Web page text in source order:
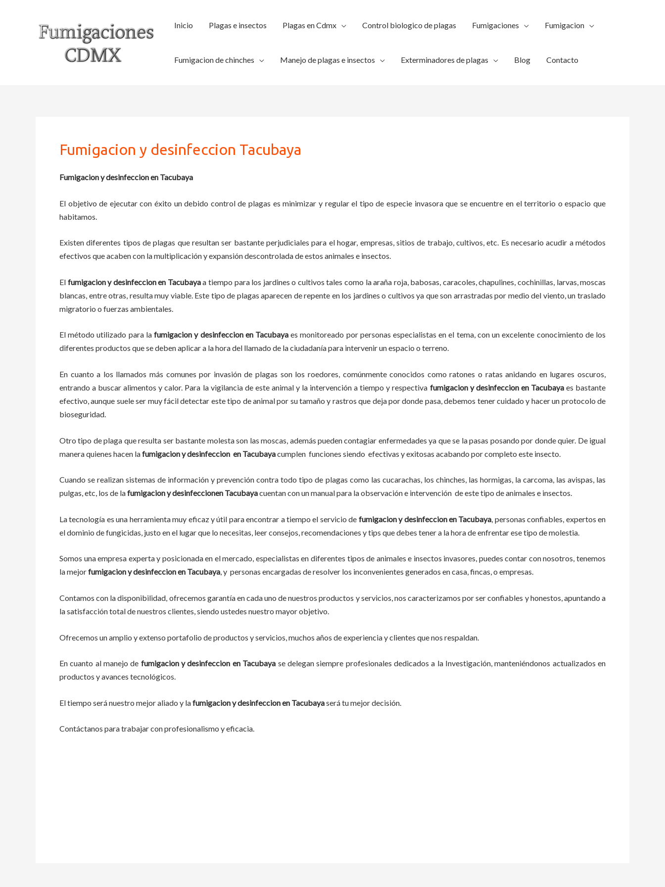
Inicio Plagas e insectos Plagas en Cdmx Control biologico de plagas Fumigaciones Fumigacion
Fumigacion de chinches Manejo de plagas e insectos Exterminadores de plagas Blog Contacto
Fumigacion y desinfeccion Tacubaya
Fumigacion y desinfeccion en Tacubaya
El objetivo de ejecutar con éxito un debido control de plagas es minimizar y regular el tipo de especie invasora que se encuentre en el territorio o espacio que
habitamos.
Existen diferentes tipos de plagas que resultan ser bastante perjudiciales para el hogar, empresas, sitios de trabajo, cultivos, etc. Es necesario acudir a métodos
efectivos que acaben con la multiplicación y expansión descontrolada de estos animales e insectos.
El fumigacion y desinfeccionen Tacubayaatiempo para los jardines o cultivos tales como la araña roja, babosas, caracoles, chapulines, cochinillas, larvas, moscas
blancas, entre otras, resulta muy viable. Este tipo de plagas aparecen de repente en los jardines o cultivos ya que son arrastradas por medio del viento, un traslado
migratorio o fuerzas ambientales.
El método utilizado para lafumigacion y desinfeccion en Tacubayaes monitoreado por personas especialistas en el tema, con un excelente conocimiento de los
diferentes productos que se deben aplicar a la hora del llamado de la ciudadanía para intervenir un espacio o terreno.
En cuanto a los llamados más comunes por invasión de plagas son los roedores, comúnmente conocidos como ratones o ratas anidando en lugares oscuros,
entrando a buscar alimentos y calor. Para la vigilancia de este animal y la intervención a tiempo y respectiva fumigacion y desinfeccion en Tacubaya es bastante
efectivo, aunque suele ser muy fácil detectar este tipo de animal por su tamaño y rastros que deja por donde pasa, debemos tener cuidado y hacer un protocolo de
bioseguridad.
Otro tipo de plaga que resulta ser bastante molesta son las moscas, además pueden contagiar enfermedades ya que se la pasas posando por donde quier. De igual
manera quienes hacen lafumigacion y desinfeccion en Tacubayacumplen funciones siendo efectivas y exitosas acabando por completo este insecto.
Cuando se realizan sistemas de información y prevención contra todo tipo de plagas como las cucarachas, los chinches, las hormigas, la carcoma, las avispas, las
pulgas, etc, los de lafumigacion y desinfeccionen Tacubayacuentan con un manual para la observación e intervención de este tipo de animales e insectos.
La tecnología es una herramienta muy eficaz y útil para encontrar a tiempo el servicio de fumigacion y desinfeccion en Tacubaya , personas confiables, expertos en
el dominio de fungicidas, justo en el lugar que lo necesitas, leer consejos, recomendaciones y tips que debes tener a la hora de enfrentar ese tipo de molestia.
Somos una empresa experta y posicionada en el mercado, especialistas en diferentes tipos de animales e insectos invasores, puedes contar con nosotros, tenemos
la mejorfumigacion y desinfeccionen Tacubaya, y personas encargadas de resolver los inconvenientes generados en casa, fincas, o empresas.
Contamos con la disponibilidad, ofrecemos garantía en cada uno de nuestros productos y servicios, nos caracterizamos por ser confiables y honestos, apuntando a
la satisfacción total de nuestros clientes, siendo ustedes nuestro mayor objetivo.
Ofrecemos un amplio y extenso portafolio de productos y servicios, muchos años de experiencia y clientes que nos respaldan.
En cuanto almanejo de fumigacion y desinfeccion en Tacubaya se delegan siempre profesionales dedicados a la Investigación, manteniéndonos actualizados en
productos y avances tecnológicos.
El tiempo será nuestro mejor aliado y lafumigacion y desinfeccionen Tacubayaserá tu mejor decisión.
Contáctanos para trabajar con profesionalismo y eficacia.